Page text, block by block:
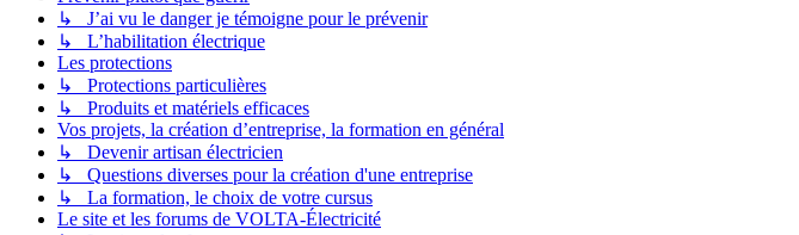
↳ J’ai vu le danger je témoigne pour le prévenir
↳ L’habilitation électrique
Les protections
↳ Protections particulières
↳ Produits et matériels efficaces
Vos projets, la création d’entreprise, la formation en général
↳ Devenir artisan électricien
↳ Questions diverses pour la création d'une entreprise
↳ La formation, le choix de votre cursus
Le site et les forums de VOLTA-Électricité